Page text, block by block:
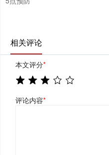
相关评论
本文评分*
评论内容*